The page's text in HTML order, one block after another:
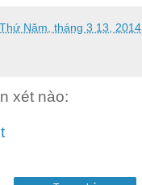
Thứ Năm, tháng 3 13, 2014
xét nào: